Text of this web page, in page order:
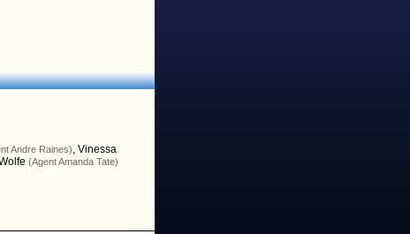
Andre Raines), Vinessa
(Agent Amanda Tate)